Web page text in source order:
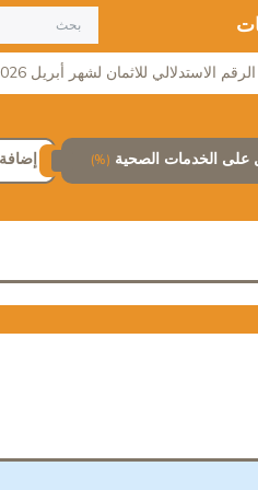
الاستدلالي للاثمان لشهر أبريل 2026
(%) إضافة